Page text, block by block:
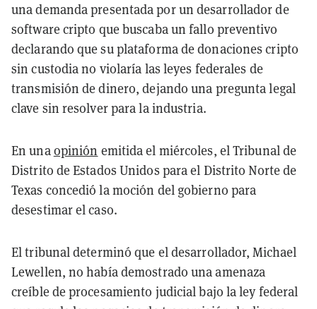
una demanda presentada por un desarrollador de
software cripto que buscaba un fallo preventivo
declarando que su plataforma de donaciones cripto
sin custodia no violaría las leyes federales de
transmisión de dinero, dejando una pregunta legal
clave sin resolver para la industria.
En unaopinión emitida el miércoles, el Tribunal de
Distrito de Estados Unidos para el Distrito Norte de
Texas concedió la moción del gobierno para
desestimar el caso.
El tribunal determinó que el desarrollador, Michael
Lewellen, no había demostrado una amenaza
creíble de procesamiento judicial bajo la ley federal